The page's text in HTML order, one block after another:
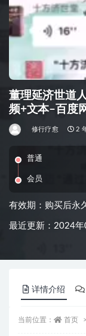
董理延济世道
频+文本–百度
修行疗愈 2
普通
会员
有效期：购买后永
最近更新：2024年
详情介绍
当前位置： 首页